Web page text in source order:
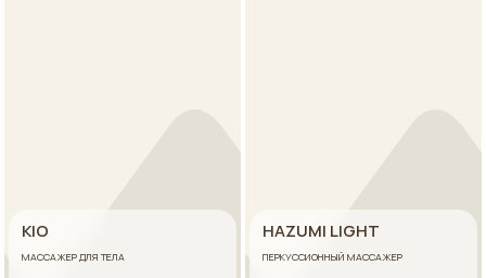
KIO
МАССАЖЕР ДЛЯ ТЕЛА
HAZUMI LIGHT
ПЕРКУССИОННЫЙ МАССАЖЕР